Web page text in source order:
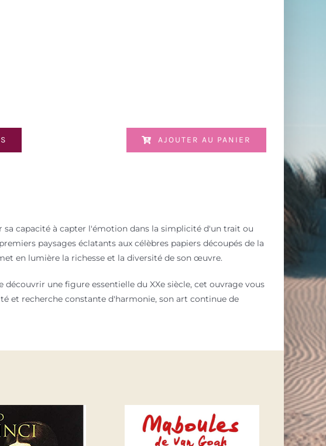
AJOUTER AU PANIER
capacité à capter l'émotion dans la simplicité d'un trait ou
paysages éclatants aux célèbres papiers découpés de la
en lumière la richesse et la diversité de son œuvre.
une figure essentielle du XXe siècle, cet ouvrage vous
et recherche constante d'harmonie, son art continue de